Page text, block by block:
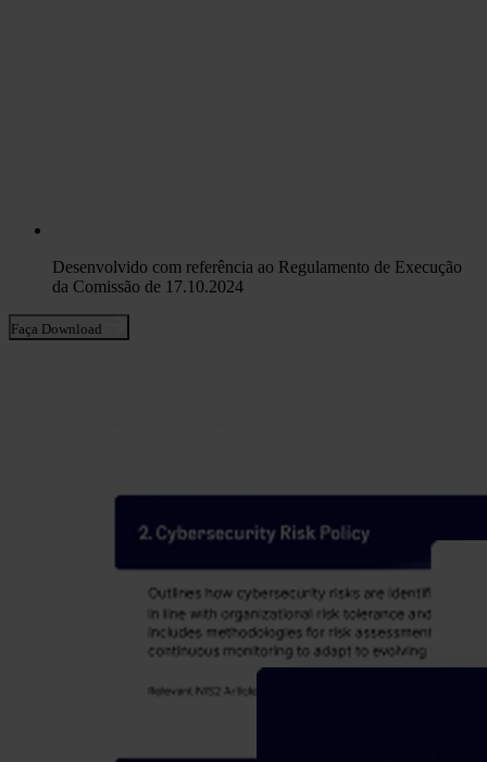
Desenvolvido com referência ao Regulamento de Execução
da Comissão de 17.10.2024
Faça Download